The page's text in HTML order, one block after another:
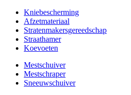
Kniebescherming
Afzetmateriaal
Stratenmakersgereedschap
Straathamer
Koevoeten
Mestschuiver
Mestschraper
Sneeuwschuiver